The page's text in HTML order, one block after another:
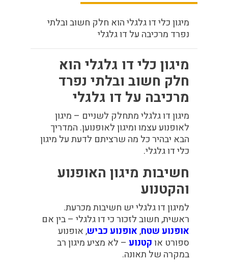
מיגון כלי דו גלגלי הוא חלק חשוב ובלתי
נפרד מרכיבה על דו גלגלי
מיגון כלי דו גלגלי הוא
חלק חשוב ובלתי נפרד
מרכיבה על דו גלגלי
מיגון דו גלגלי מתחלק לשניים – מיגון
לאופנוע עצמו ומיגון לאופנוען. המדריך
הבא יבהיר כל מה שרציתם לדעת על מיגון
כלי דו גלגלי.
חשיבות מיגון האופנוע
והקטנוע
למיגון דו גלגלי יש חשיבות מכרעת.
ראשית, חשוב לזכור כי דו גלגלי – בין אם
אופנוע שטח,אופנוע כביש, אופנוע
ספורט אוקטנוע – לא מציע מיגון רב
במקרה של תאונה.